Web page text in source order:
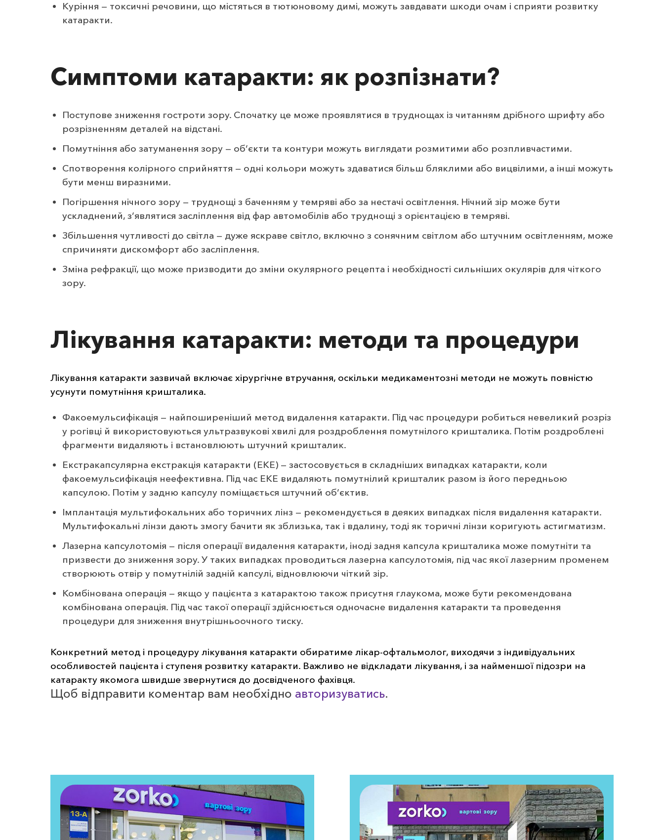
Куріння — токсичні речовини, що містяться в тютюновому димі, можуть завдавати шкоди очам і сприяти розвитку
катаракти.
Симптоми катаракти: як розпізнати?
Поступове зниження гостроти зору. Спочатку це може проявлятися в труднощах із читанням дрібного шрифту або
розрізненням деталей на відстані.
Помутніння або затуманення зору — об’єкти та контури можуть виглядати розмитими або розпливчастими.
Спотворення колірного сприйняття — одні кольори можуть здаватися більш бляклими або вицвілими, а інші можуть
бути менш виразними.
Погіршення нічного зору — труднощі з баченням у темряві або за нестачі освітлення. Нічний зір може бути
ускладнений, з’являтися засліплення від фар автомобілів або труднощі з орієнтацією в темряві.
Збільшення чутливості до світла — дуже яскраве світло, включно з сонячним світлом або штучним освітленням, може
спричиняти дискомфорт або засліплення.
Зміна рефракції, що може призводити до зміни окулярного рецепта і необхідності сильніших окулярів для чіткого
зору.
Лікування катаракти: методи та процедури
Лікування катаракти зазвичай включає хірургічне втручання, оскільки медикаментозні методи не можуть повністю
усунути помутніння кришталика.
Факоемульсифікація — найпоширеніший метод видалення катаракти. Під час процедури робиться невеликий розріз
у рогівці й використовуються ультразвукові хвилі для роздроблення помутнілого кришталика. Потім роздроблені
фрагменти видаляють і встановлюють штучний кришталик.
Екстракапсулярна екстракція катаракти (ЕКЕ) — застосовується в складніших випадках катаракти, коли
факоемульсифікація неефективна. Під час ЕКЕ видаляють помутнілий кришталик разом із його передньою
капсулою. Потім у задню капсулу поміщається штучний об’єктив.
Імплантація мультифокальних або торичних лінз — рекомендується в деяких випадках після видалення катаракти.
Мультифокальні лінзи дають змогу бачити як зблизька, так і вдалину, тоді як торичні лінзи коригують астигматизм.
Лазерна капсулотомія — після операції видалення катаракти, іноді задня капсула кришталика може помутніти та
призвести до зниження зору. У таких випадках проводиться лазерна капсулотомія, під час якої лазерним променем
створюють отвір у помутнілій задній капсулі, відновлюючи чіткий зір.
Комбінована операція — якщо у пацієнта з катарактою також присутня глаукома, може бути рекомендована
комбінована операція. Під час такої операції здійснюється одночасне видалення катаракти та проведення
процедури для зниження внутрішньоочного тиску.
Конкретний метод і процедуру лікування катаракти обиратиме лікар-офтальмолог, виходячи з індивідуальних
особливостей пацієнта і ступеня розвитку катаракти. Важливо не відкладати лікування, і за найменшої підозри на
катаракту якомога швидше звернутися до досвідченого фахівця.
Щоб відправити коментар вам необхідно авторизуватись.